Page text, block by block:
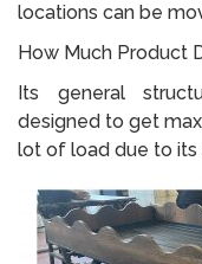
locations can be
How Much Product
Its general
designed to get
lot of load due to